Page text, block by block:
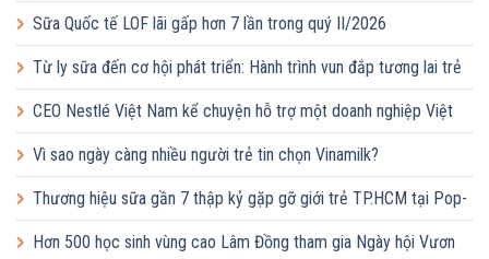
Sữa Quốc tế LOF lãi gấp hơn 7 lần trong quý II/2026
Từ ly sữa đến cơ hội phát triển: Hành trình vun đắp tương lai trẻ
em Việt của Vinamilk
CEO Nestlé Việt Nam kể chuyện hỗ trợ một doanh nghiệp Việt
tăng quy mô gấp 10 lần
Vì sao ngày càng nhiều người trẻ tin chọn Vinamilk?
Thương hiệu sữa gần 7 thập kỷ gặp gỡ giới trẻ TP.HCM tại Pop-
up ‘Thưởng vị hè’
Hơn 500 học sinh vùng cao Lâm Đồng tham gia Ngày hội Vươn